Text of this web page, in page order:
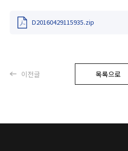
D20160429115935.zip
이전글 목록으로